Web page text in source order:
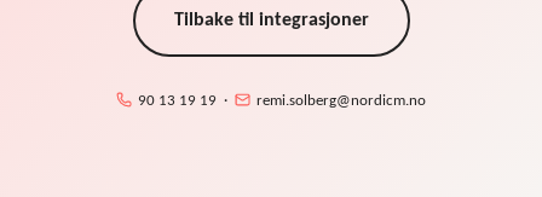
Tilbake til integrasjoner
90 13 19 19 · remi.solberg@nordicm.no